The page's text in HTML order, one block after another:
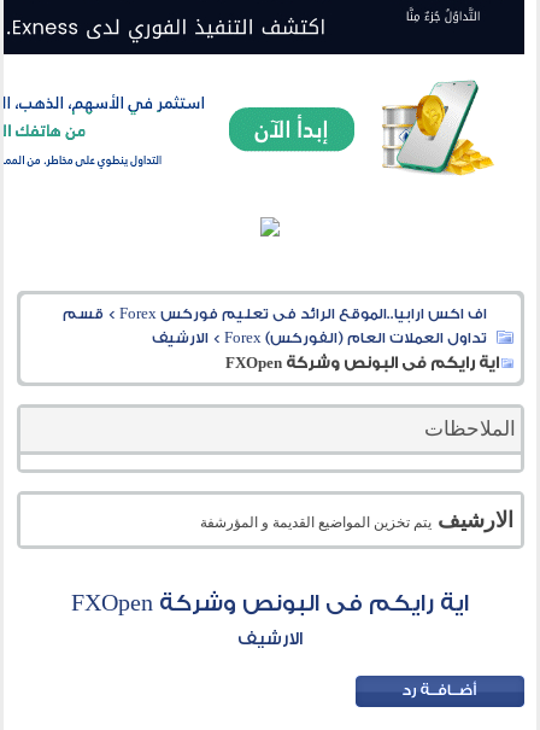
اف اكس ارابيا..الموقع الرائد فى تعليم فوركس Forex > قسم
تداول العملات العام (الفوركس) Forex
>الارشيف
اية رايكم فى البونص وشركة FXOpen
الملاحظات
الارشيف يتم تخزين المواضيع القديمة و المؤرشفة
اية رايكم فى البونص وشركة FXOpen
الارشيف